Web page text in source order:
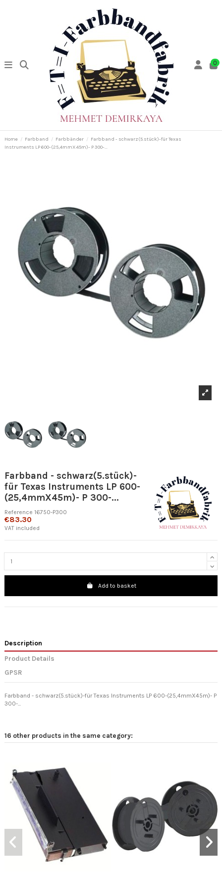
0
Home Farbband Farbbänder
Farbband - schwarz(5.stück)-für Texas
Instruments LP 600-(25,4mmX45m)- P 300-...
Farbband - schwarz(5.stück)-
für Texas Instruments LP 600-
(25,4mmX45m)- P 300-...
Reference 16750-P300
€83.30
VAT included
Add to basket
Description
Product Details
GPSR
Farbband - schwarz(5.stück)-für Texas Instruments LP 600-(25,4mmX45m)- P
300-...
16 other products in the same category: